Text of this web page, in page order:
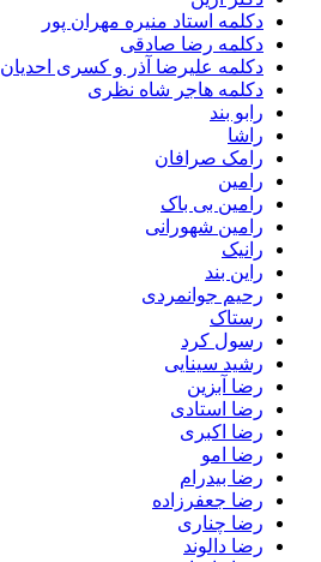
دکلمه استاد منیره مهران پور
دکلمه رضا صادقی
دکلمه علیرضا آذر و کسری احدیان
دکلمه هاجر شاه نظری
رابو بند
راشا
رامک صرافان
رامین
رامین بی باک
رامین شهورانی
رانیک
راین بند
رحیم جوانمردی
رستاک
رسول کرد
رشید سینایی
رضا آبزین
رضا استادی
رضا اکبری
رضا امو
رضا بیدرام
رضا جعفرزاده
رضا چناری
رضا دالوند